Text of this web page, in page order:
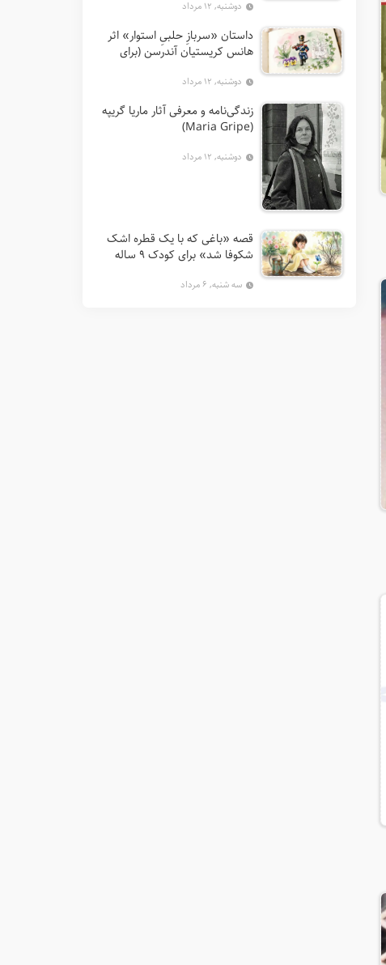
دوشنبه, ۱۲ مرداد
داستان «سربازِ حلبیِ استوار» اثر
هانس کریستیان آندرسن (برای
دوشنبه, ۱۲ مرداد
زندگی‌نامه و معرفی آثار ماریا گریپه
(Maria Gripe)
دوشنبه, ۱۲ مرداد
قصه «باغی که با یک قطره اشک
شکوفا شد» برای کودک ۹ ساله
سه شنبه, ۶ مرداد